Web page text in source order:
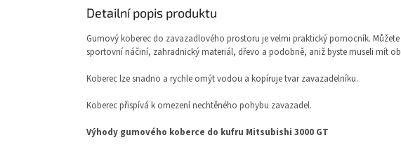
Detailní popis produktu
Gumový koberec do zavazadlového prostoru je velmi praktický pomocník.
sportovní náčiní, zahradnický materiál, dřevo a podobně, aniž byste museli mít
Koberec lze snadno a rychle omýt vodou a kopíruje tvar zavazadelníku.
Koberec přispívá k omezení nechtěného pohybu zavazadel.
Výhody gumového koberce do kufru Mitsubishi 3000 GT